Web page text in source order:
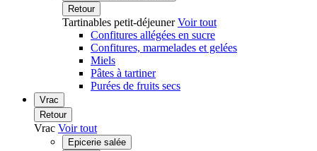
Retour
Tartinables petit-déjeunerVoir tout
Confitures allégées en sucre
Confitures, marmelades et gelées
Miels
Pâtes à tartiner
Purées de fruits secs
Vrac
Retour
Vrac Voir tout
Epicerie salée